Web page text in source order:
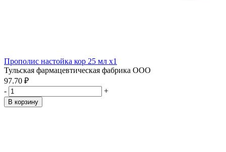
Прополис настойка кор 25 мл x1
Тульская фармацевтическая фабрика ООО
97.70 ₽
-
+
В корзину